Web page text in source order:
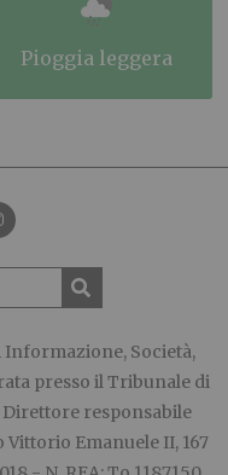
pioggia leggera
Società,
presso il Tribunale di
Direttore responsabile
Vittorio Emanuele II, 167